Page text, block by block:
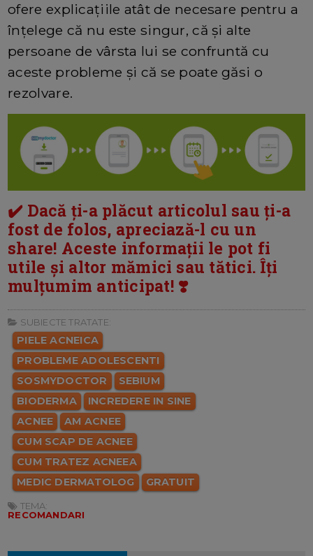
ofere explicațiile atât de necesare pentru a
înțelege că nu este singur, că și alte
persoane de vârsta lui se confruntă cu
aceste probleme și că se poate găsi o
rezolvare.
✔️ Dacă ți-a plăcut articolul sau ți-a
fost de folos, apreciază-l cu un
share! Aceste informații le pot fi
utile și altor mămici sau tătici. Îți
mulțumim anticipat! ❣️
SUBIECTE TRATATE:
PIELE ACNEICA
PROBLEME ADOLESCENTI
SOSMYDOCTOR
SEBIUM
BIODERMA
INCREDERE IN SINE
ACNEE
AM ACNEE
CUM SCAP DE ACNEE
CUM TRATEZ ACNEEA
MEDIC DERMATOLOG
GRATUIT
TEMA:
RECOMANDARI